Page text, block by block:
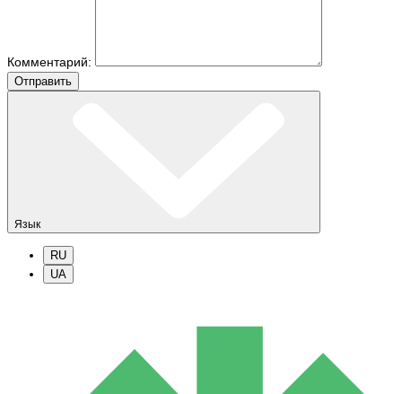
Комментарий:
Отправить
Язык
RU
UA